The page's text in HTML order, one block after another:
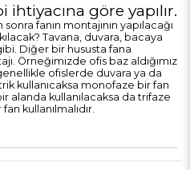
göre yapılır.
fanın montajının yapılacağı
Tavana, duvara, bacaya
Diğer bir hususta fana
Örneğimizde ofis baz aldığımız
ofislerde duvara ya da
kullanıcaksa monofaze bir fan
alanda kullanılacaksa da trifaze
kullanılmalıdır.